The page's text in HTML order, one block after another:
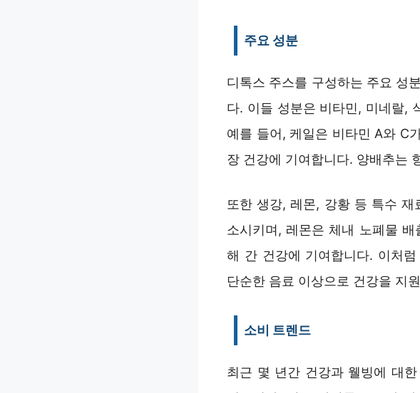
주요 성분
디톡스 주스를 구성하는 주요 성
다. 이들 성분은 비타민, 미네랄,
예를 들어, 케일은 비타민 A와 C
장 건강에 기여합니다. 양배추는
또한 생강, 레몬, 강황 등 특수
소시키며, 레몬은 체내 노폐물
해 간 건강에 기여합니다. 이처
단순한 음료 이상으로 건강을 지
소비 트렌드
최근 몇 년간 건강과 웰빙에 대